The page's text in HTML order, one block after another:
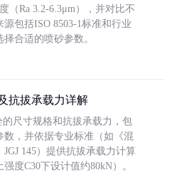
（Ra 3.2-6.3μm），并对比不
包括ISO 8503-1标准和行业
合适的喷砂参数。
抗拔承载力详解
尺寸规格和抗拔承载力，包
，并依据专业标准（如《混
145）提供抗拔承载力计算
度C30下设计值约80kN）。